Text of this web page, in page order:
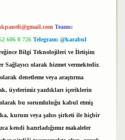
Teams:
606 0 726 Telegram: @karabul
Bilgi Teknolojileri ve İletişim
olarak hizmet vermektedir.
denetleme veya araştırma
üyelerimiz yazdıkları içeriklerin
bu sorumluluğu kabul etmiş
kurum veya şahıs şirketi ile hiçbir
kendi hazırladığımız makaleler